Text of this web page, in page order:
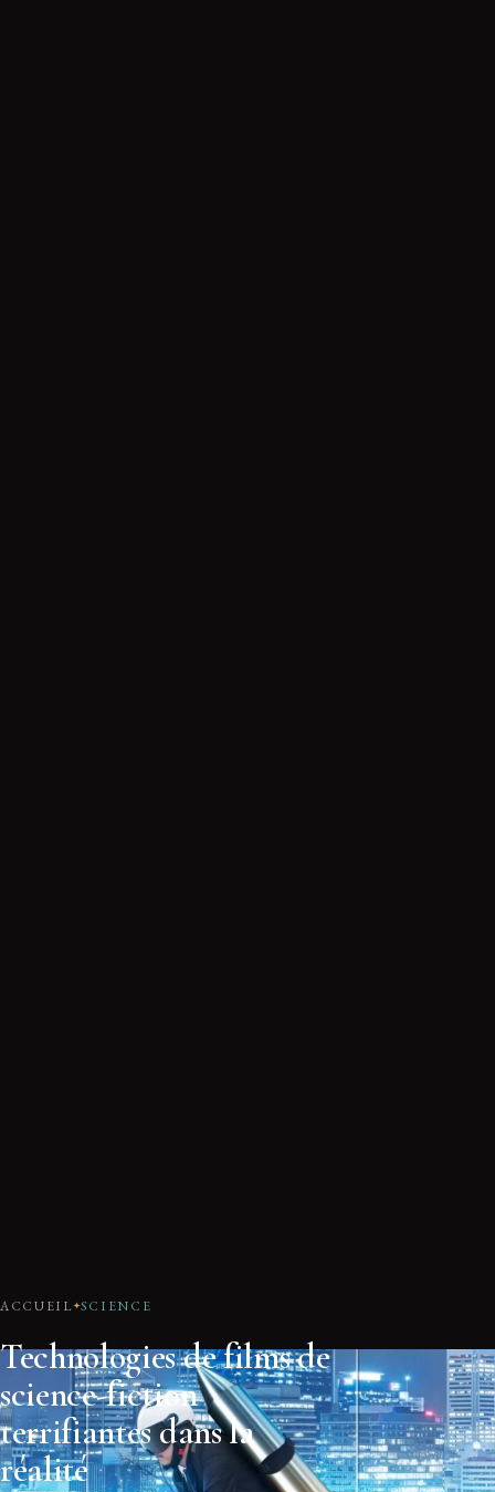
ACCUEIL SCIENCE
Technologies de films de
science-fiction
terrifiantes dans la
réalité